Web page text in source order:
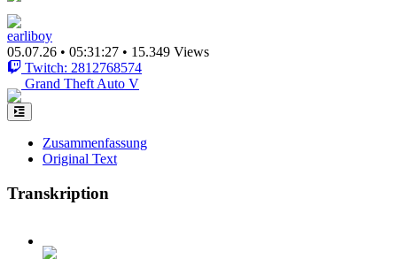
earliboy
05.07.26 • 05:31:27 • 15.349 Views
Twitch: 2812768574
Grand Theft Auto V
Zusammenfassung
Original Text
Transkription